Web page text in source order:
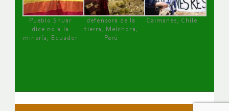
Pueblo Shuar
dice no a la
minería, Ecuador
defensora de la
tierra, Melchora,
Perú
Caimanes, Chile